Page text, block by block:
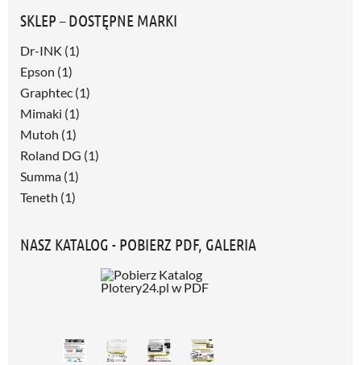
SKLEP – DOSTĘPNE MARKI
Dr-INK (1)
Epson (1)
Graphtec (1)
Mimaki (1)
Mutoh (1)
Roland DG (1)
Summa (1)
Teneth (1)
NASZ KATALOG - POBIERZ PDF, GALERIA